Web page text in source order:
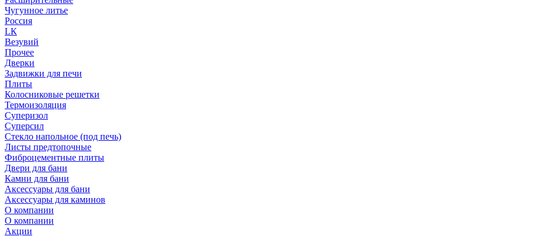
Чугунное литье
Россия
LК
Везувий
Прочее
Дверки
Задвижки для печи
Плиты
Колосниковые решетки
Термоизоляция
Суперизол
Суперсил
Стекло напольное (под печь)
Листы предтопочные
Фиброцементные плиты
Двери для бани
Камни для бани
Аксессуары для бани
Аксессуары для каминов
О компании
О компании
Акции